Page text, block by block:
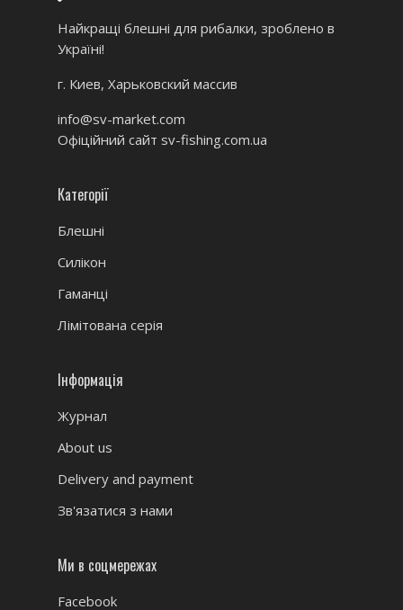
Найкращі блешні для рибалки, зроблено в
Україні!
г. Киев, Харьковский массив
info@sv-market.com
Офіційний сайт sv-fishing.com.ua
Категорії
Блешні
Силікон
Гаманці
Лімітована серія
Інформація
Журнал
About us
Delivery and payment
Зв'язатися з нами
Ми в соцмережах
Facebook